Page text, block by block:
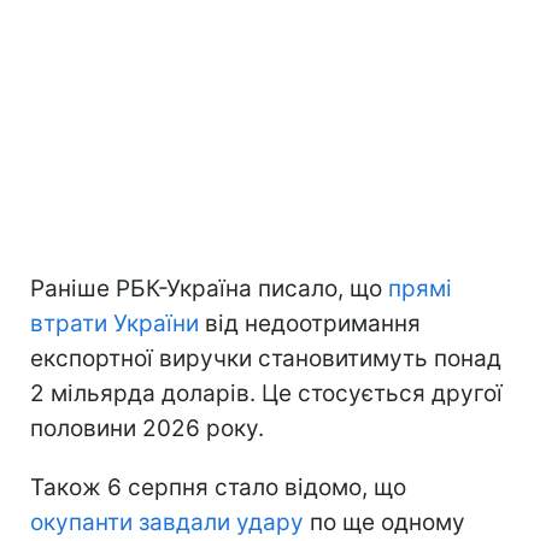
Раніше РБК-Україна писало, що прямі
втрати України від недоотримання
експортної виручки становитимуть понад
2 мільярда доларів. Це стосується другої
половини 2026 року.
Також 6 серпня стало відомо, що
окупанти завдали удару по ще одному